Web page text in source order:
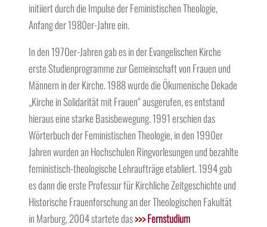
initiiert durch die Impulse der Feministischen Theologie,
Anfang der 1980er-Jahre ein.
In den 1970er-Jahren gab es in der Evangelischen Kirche
erste Studienprogramme zur Gemeinschaft von Frauen und
Männern in der Kirche. 1988 wurde die Ökumenische Dekade
„Kirche in Solidarität mit Frauen“ ausgerufen, es entstand
hieraus eine starke Basisbewegung. 1991 erschien das
Wörterbuch der Feministischen Theologie, in den 1990er
Jahren wurden an Hochschulen Ringvorlesungen und bezahlte
feministisch-theologische Lehraufträge etabliert. 1994 gab
es dann die erste Professur für Kirchliche Zeitgeschichte und
Historische Frauenforschung an der Theologischen Fakultät
in Marburg, 2004 startete das>>>Fernstudium